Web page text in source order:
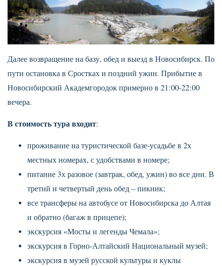
Далее возвращение на базу, обед и выезд в Новосибирск. По
пути остановка в Сростках и поздний ужин. Прибытие в
Новосибирский Академгородок примерно в 21:00-22:00
вечера.
В стоимость тура входит:
проживание на туристической базе-усадьбе в 2х
местных номерах, с удобствами в номере;
питание 3х разовое (завтрак, обед, ужин) во все дни. В
третий и четвертый день обед – пикник;
все трансферы на автобусе от Новосибирска до Алтая
и обратно (багаж в прицепе);
экскурсия «Мосты и легенды Чемала»;
экскурсия в Горно-Алтайский Национальный музей;
экскурсия в музей русской культуры и куклы